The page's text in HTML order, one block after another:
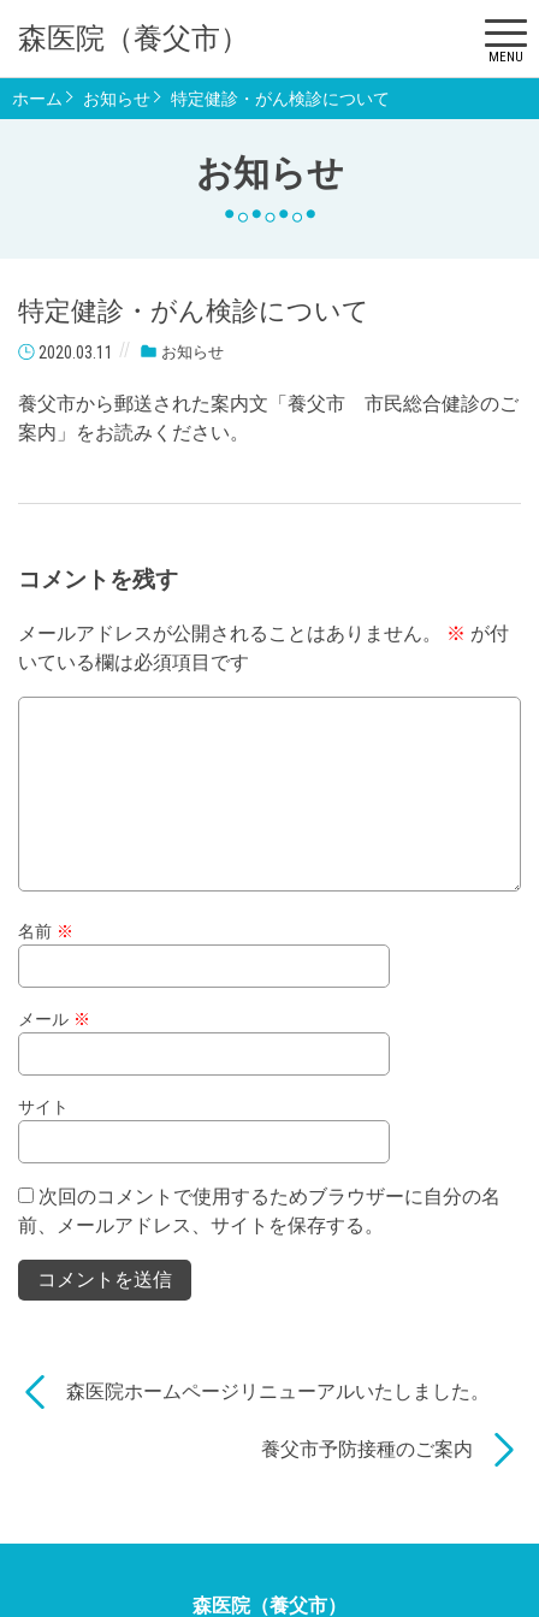
森医院（養父市）
MENU
お知らせ
ホーム お知らせ 特定健診・がん検診について
特定健診・がん検診について
2020.03.11 お知らせ
養父市から郵送された案内文「養父市 市民総合健診のご
案内」をお読みください。
コメントを残す
メールアドレスが公開されることはありません。 ※ が付
いている欄は必須項目です
名前 ※
メール ※
サイト
次回のコメントで使用するためブラウザーに自分の名
前、メールアドレス、サイトを保存する。
森医院ホームページリニューアルいたしました。
養父市予防接種のご案内
森医院（養父市）